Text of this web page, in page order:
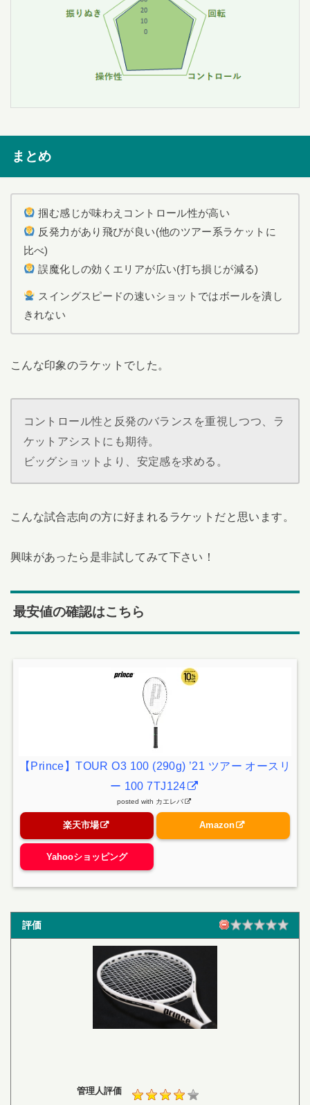
まとめ
掴む感じが味わえコントロール性が高い
反発力があり飛びが良い(他のツアー系ラケットに
比べ)
誤魔化しの効くエリアが広い(打ち損じが減る)
スイングスピードの速いショットではボールを潰し
きれない
こんな印象のラケットでした。
コントロール性と反発のバランスを重視しつつ、ラ
ケットアシストにも期待。
ビッグショットより、安定感を求める。
こんな試合志向の方に好まれるラケットだと思います。
興味があったら是非試してみて下さい！
最安値の確認はこちら
【Prince】TOUR O3 100 (290g) ’21 ツアー オースリ
ー 100 7TJ124
posted with カエレバ
楽天市場 Amazon
Yahooショッピング
評価
管理人評価